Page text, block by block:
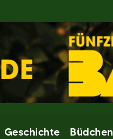
Geschichte Büdchen